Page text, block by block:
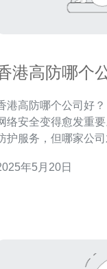
港高防哪个
高防哪个公司好？ 随着网络攻击日益增多，保护
络安全变得愈发重
护服务，但哪家公
防公司时，有几个关键因素需要考虑：年5月20日